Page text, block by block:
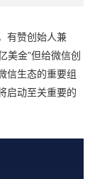
有赞创始人兼
美金”但给微信创
信生态的重要组
启动至关重要的